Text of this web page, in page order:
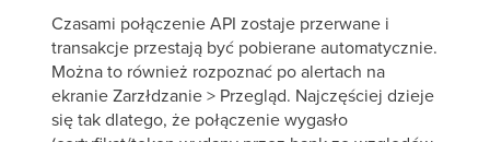
Czasami połączenie API zostaje przerwane i
transakcje przestają być pobierane automatycznie.
Można to również rozpoznać po alertach na
ekranie Zarzłdzanie > Przegląd. Najczęściej dzieje
się tak dlatego, że połączenie wygasło